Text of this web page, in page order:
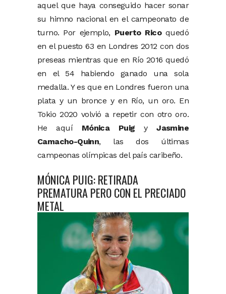
aquel que haya conseguido hacer sonar
su himno nacional en el campeonato de
turno. Por ejemplo, Puerto Ricoquedó
en el puesto 63 en Londres 2012 con dos
preseas mientras que en Río 2016 quedó
en el 54 habiendo ganado una sola
medalla. Y es que en Londres fueron una
plata y un bronce y en Río, un oro. En
Tokio 2020 volvió a repetir con otro oro.
He aquí Mónica Puig yJasmine
Camacho-Quinn, las dos últimas
campeonas olímpicas del país caribeño.
MÓNICA PUIG: RETIRADA
PREMATURA PERO CON EL PRECIADO
METAL